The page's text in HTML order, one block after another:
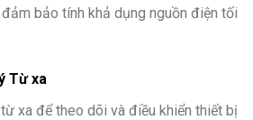
bảo tính khả dụng nguồn điện tối
Từ xa
xa để theo dõi và điều khiển thiết bị